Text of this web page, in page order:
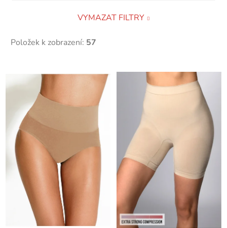
VYMAZAT FILTRY
Položek k zobrazení: 57
ý
s